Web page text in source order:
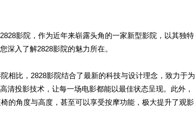
影院，作为近年来崭露头角的一家新型影院，以其独特
深入了解2828影院的魅力所在。
相比，2828影院结合了最新的科技与设计理念，致力于为
清投影技术，让每一场电影都能以最佳状态呈现。此外，
的角度与高度，甚至可以享受按摩功能，极大提升了观影